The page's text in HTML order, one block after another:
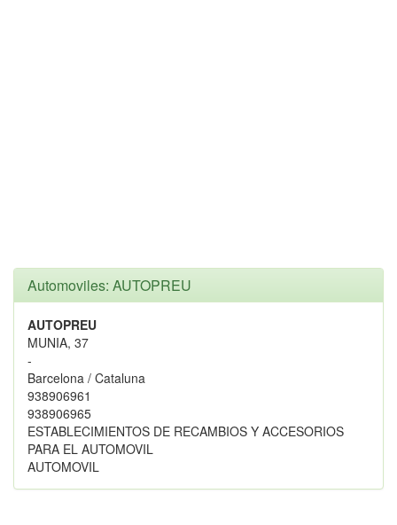
Automoviles: AUTOPREU
AUTOPREU
MUNIA, 37
-
Barcelona / Cataluna
938906961
938906965
ESTABLECIMIENTOS DE RECAMBIOS Y ACCESORIOS
PARA EL AUTOMOVIL
AUTOMOVIL